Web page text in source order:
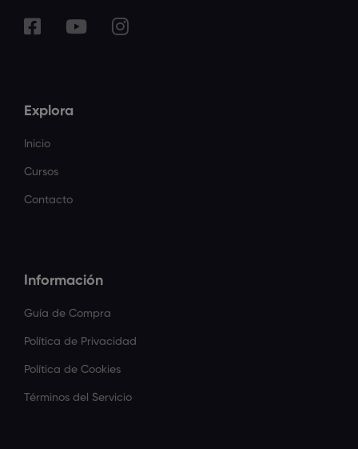
Explora
Inicio
Cursos
Contacto
Información
Guía de Compra
Política de Privacidad
Política de Cookies
Términos del Servicio